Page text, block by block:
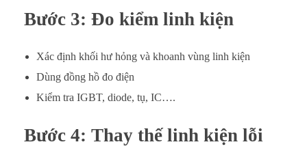
Bước 3: Đo kiểm linh kiện
Xác định khối hư hỏng và khoanh vùng linh kiện
Dùng đồng hồ đo điện
Kiểm tra IGBT, diode, tụ, IC….
Bước 4: Thay thế linh kiện lỗi